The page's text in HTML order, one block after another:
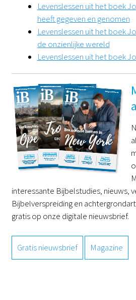
Levenslessen uit het boek
heeft gegeven en genomen
Levenslessen uit het boek
de onzienlijke wereld
Levenslessen uit het boek
interessante Bijbelstudies, nieuws,
Bijbelverspreiding en
gratis op onze digitale nieuwsbrief.
Gratis nieuwsbrief Magazine